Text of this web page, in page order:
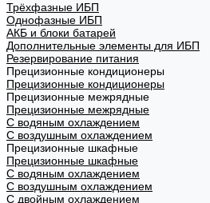
Трёхфазные ИБП
Однофазные ИБП
АКБ и блоки батарей
Дополнительные элементы для ИБП
Резервирование питания
Прецизионные кондиционеры
Прецизионные кондиционеры
Прецизионные межрядные
Прецизионные межрядные
С водяным охлаждением
С воздушным охлаждением
Прецизионные шкафные
Прецизионные шкафные
С водяным охлаждением
С воздушным охлаждением
С двойным охлаждением